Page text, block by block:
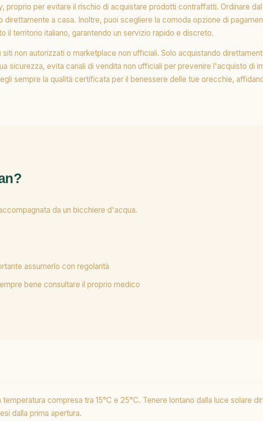
proprio per evitare il rischio di acquistare prodotti contraffatti. Ordinare
a casa. Inoltre, puoi scegliere la comoda opzione di
il territorio italiano, garantendo un servizio rapido e discreto.
non autorizzati o marketplace non ufficiali. Solo acquistando
sicurezza, evita canali di vendita non ufficiali per prevenire l'acquisto di
sempre la qualità certificata per il benessere delle tue orecchie,
da un bicchiere d'acqua.
assumerlo con regolarità
bene consultare il proprio medico
compresa tra 15°C e 25°C. Tenere lontano dalla luce solare
dalla prima apertura.